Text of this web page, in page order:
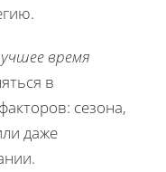
время
в
сезона,
даже